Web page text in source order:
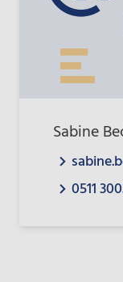
Sabine
0511